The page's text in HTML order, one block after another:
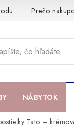
Prečo
NÁBYTOK
Tato –